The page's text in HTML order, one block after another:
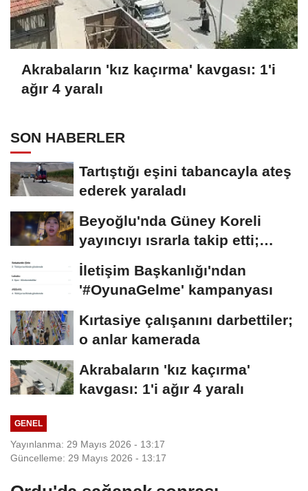
Akrabaların 'kız kaçırma' kavgası: 1'i
ağır 4 yaralı
SON HABERLER
Tartıştığı eşini tabancayla ateş
ederek yaraladı
Beyoğlu'nda Güney Koreli
yayıncıyı ısrarla takip etti;
davranışlarıyla...
İletişim Başkanlığı'ndan
'#OyunaGelme' kampanyası
Kırtasiye çalışanını darbettiler;
o anlar kamerada
Akrabaların 'kız kaçırma'
kavgası: 1'i ağır 4 yaralı
GENEL
Yayınlanma: 29 Mayıs 2026 - 13:17
Güncelleme: 29 Mayıs 2026 - 13:17